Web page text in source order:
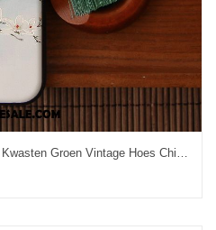
Huawei P Smart+ 2019 Hoesje Kwasten Groen Vintage Hoes Chinese Stijl Korting